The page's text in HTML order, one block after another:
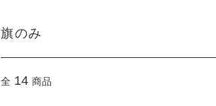
旗のみ
全 14 商品